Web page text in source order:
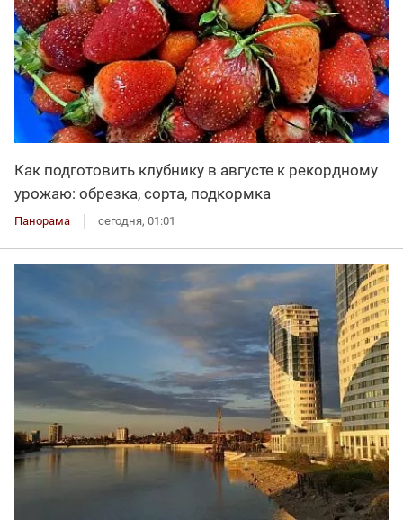
Как подготовить клубнику в августе к рекордному
урожаю: обрезка, сорта, подкормка
Панорама сегодня, 01:01